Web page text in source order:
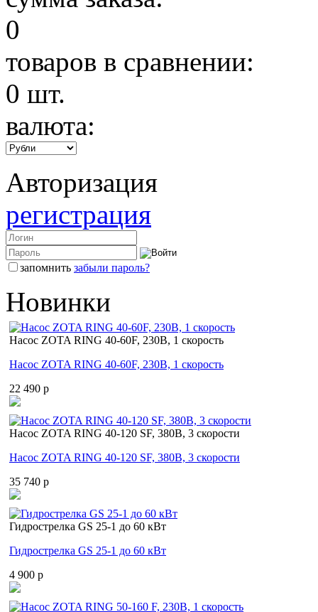
0
товаров в сравнении:
0 шт.
валюта:
Авторизация
регистрация
запомнить забыли пароль?
Новинки
Насос ZOTA RING 40-60F, 230В, 1 скорость
Насос ZOTA RING 40-60F, 230В, 1 скорость
22 490 p
Насос ZOTA RING 40-120 SF, 380В, 3 скорости
Насос ZOTA RING 40-120 SF, 380В, 3 скорости
35 740 p
Гидрострелка GS 25-1 до 60 кВт
Гидрострелка GS 25-1 до 60 кВт
4 900 p